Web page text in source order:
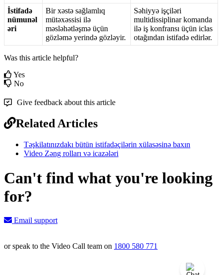
İstifadə
nümunəl
əri
Bir xəstə sağlamlıq
mütəxəssisi ilə
məsləhətləşmə üçün
gözləmə yerində gözləyir.
Səhiyyə işçiləri
multidissiplinar komanda
ilə iş konfransı üçün iclas
otağından istifadə edirlər.
Was this article helpful?
Yes
No
Give feedback about this article
Related Articles
Təşkilatınızdakı bütün istifadəçilərin xülasəsinə baxın
Video Zəng rolları və icazələri
Can't find what you're looking
for?
Email support
or speak to the Video Call team on 1800 580 771